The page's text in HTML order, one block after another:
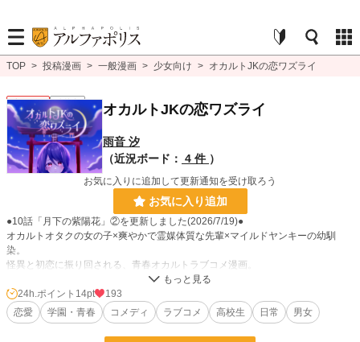
TOP > 投稿漫画 > 一般漫画 > 少女向け > オカルトJKの恋ワズライ
少女向け 連載中 オカルトJKの恋ワズライ
雨音 汐
（近況ボード： 4 件 ）
お気に入りに追加して更新通知を受け取ろう
お気に入り追加
●10話「月下の紫陽花」②を更新しました(2026/7/19)●
オカルトオタクの女の子×爽やかで霊媒体質な先輩×マイルドヤンキーの幼馴
染。
怪異と初恋に振り回される、青春オカルトラブコメ漫画。
漫画 150 位 / 8,552 件
24h.ポイント 14pt
193
恋愛
学園・青春 コメディ ラブコメ 高校生 日常 男女